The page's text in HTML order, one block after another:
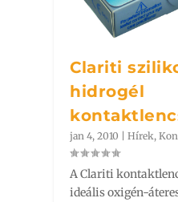
Clariti
hidrogél
jan 4, 2010 |Hírek,
A Clariti
ideális oxigén-